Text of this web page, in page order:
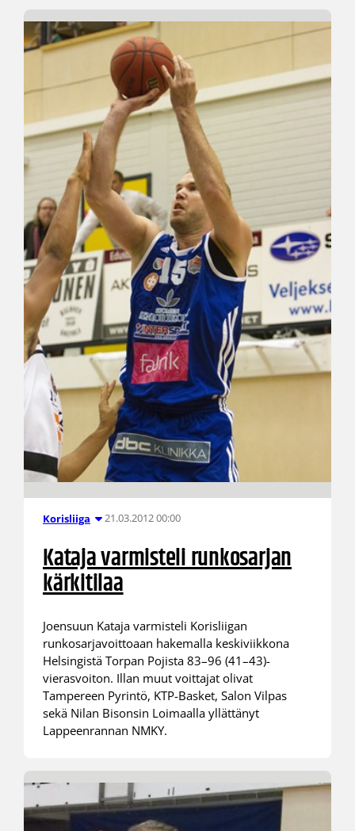
Korisliiga 21.03.2012 00:00
Kataja varmisteli runkosarjan
kärkitilaa
Joensuun Kataja varmisteli Korisliigan
runkosarjavoittoaan hakemalla keskiviikkona
Helsingistä Torpan Pojista 83–96 (41–43)-
vierasvoiton. Illan muut voittajat olivat
Tampereen Pyrintö, KTP-Basket, Salon Vilpas
sekä Nilan Bisonsin Loimaalla yllättänyt
Lappeenrannan NMKY.